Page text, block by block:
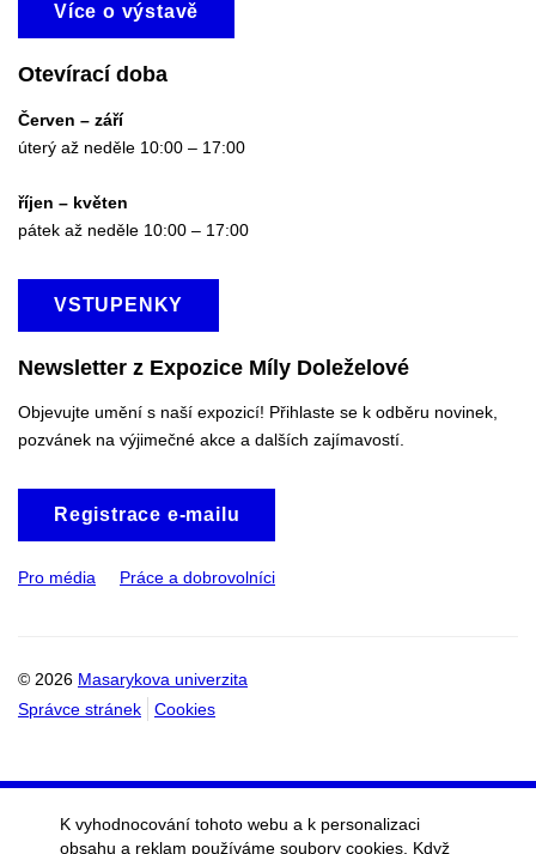
Více o výstavě
Otevírací doba
Červen – září
úterý až neděle 10:00 – 17:00
říjen – květen
pátek až neděle 10:00 – 17:00
VSTUPENKY
Newsletter z Expozice Míly Doleželové
Objevujte umění s naší expozicí! Přihlaste se k odběru novinek,
pozvánek na výjimečné akce a dalších zajímavostí.
Registrace e-mailu
Pro média Práce a dobrovolníci
© 2026 Masarykova univerzita
Správce stránek
Cookies
K vyhodnocování tohoto webu a k personalizaci
obsahu a reklam používáme soubory cookies. Když